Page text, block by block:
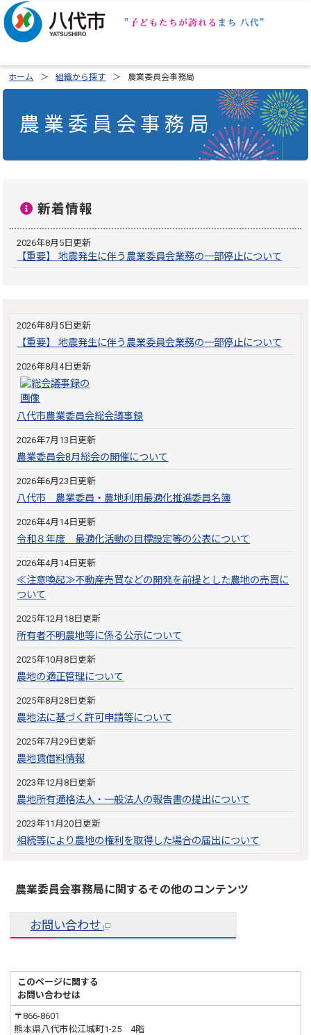
ホーム 組織から探す 農業委員会事務局
農業委員会事務局
新着情報
2026年8月5日更新
【重要】 地震発生に伴う農業委員会業務の一部停止について
2026年8月5日更新
【重要】 地震発生に伴う農業委員会業務の一部停止について
2026年8月4日更新
八代市農業委員会総会議事録
2026年7月13日更新
農業委員会8月総会の開催について
2026年6月23日更新
八代市 農業委員・農地利用最適化推進委員名簿
2026年4月14日更新
令和８年度 最適化活動の目標設定等の公表について
2026年4月14日更新
≪注意喚起≫不動産売買などの開発を前提とした農地の売買に
ついて
2025年12月18日更新
所有者不明農地等に係る公示について
2025年10月8日更新
農地の適正管理について
2025年8月28日更新
農地法に基づく許可申請等について
2025年7月29日更新
農地賃借料情報
2023年12月8日更新
農地所有適格法人・一般法人の報告書の提出について
2023年11月20日更新
相続等により農地の権利を取得した場合の届出について
農業委員会事務局に関するその他のコンテンツ
お問い合わせ
このページに関する
お問い合わせは
〒866-8601
熊本県八代市松江城町1-25 4階